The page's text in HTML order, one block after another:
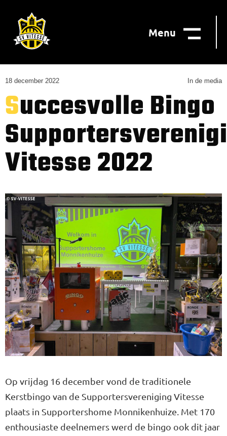
Menu
18 december 2022 In de media
Succesvolle Bingo
Vitesse 2022
Op vrijdag 16 december vond de traditionele
Kerstbingo van de Supportersvereniging Vitesse
plaats in Supportershome Monnikenhuize. Met 170
enthousiaste deelnemers werd de bingo ook dit jaar